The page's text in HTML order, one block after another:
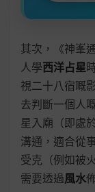
其次，《神峯
人學西洋占星
視二十八宿嘅
去判斷一個人
星入廟（即處
溝通，適合從
受克（例如被
需要透過風水